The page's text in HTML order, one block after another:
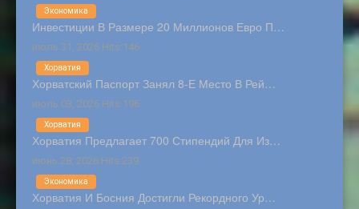
Инвестиции В Размере 20 Миллионов Евро П…
июль 31, 2026 Hits:146
Экономика
Хорватский Паспорт Занял 8-Е Место В Рей…
июль 03, 2026 Hits:196
Хорватия
Хорватия Предлагает 700 Стипендий Для Из…
июнь 28, 2026 Hits:239
Хорватия
Хорватия И Босния Достигли Рекордного Ур…
Экономика